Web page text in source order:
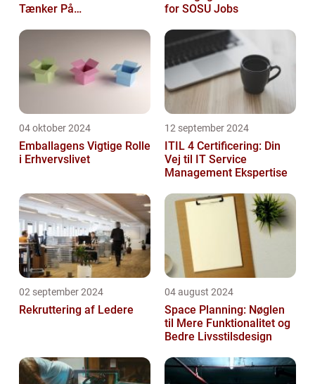
Tænker På
for SOSU Jobs
04 oktober 2024
Emballagens Vigtige Rolle
i Erhvervslivet
12 september 2024
ITIL 4 Certificering: Din
Vej til IT Service
Management Ekspertise
02 september 2024
Rekruttering af Ledere
04 august 2024
Space Planning: Nøglen
til Mere Funktionalitet og
Bedre Livsstilsdesign